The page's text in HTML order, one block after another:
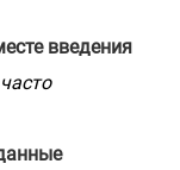
введения